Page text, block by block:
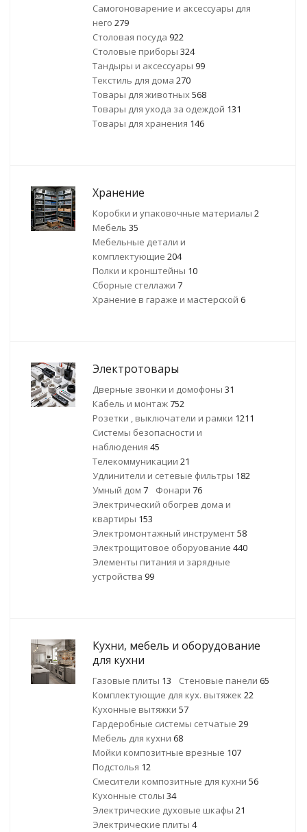
Самогоноварение и аксессуары для
него 279
Столовая посуда 922
Столовые приборы 324
Тандыры и аксессуары 99
Текстиль для дома 270
Товары для животных568
Товары для ухода за одеждой 131
Товары для хранения 146
Хранение
Коробки и упаковочные материалы 2
Мебель 35
Мебельные детали и
комплектующие 204
Полки и кронштейны 10
Сборные стеллажи 7
Хранение в гараже и мастерской 6
Электротовары
Дверные звонки и домофоны 31
Кабель и монтаж752
Розетки , выключатели и рамки 1211
Системы безопасности и
наблюдения 45
Телекоммуникации 21
Удлинители и сетевые фильтры 182
Умный дом 7 Фонари 76
Электрический обогрев дома и
квартиры 153
Электромонтажный инструмент58
Электрощитовое оборуование 440
Элементы питания и зарядные
устройства 99
Кухни, мебель и оборудование
для кухни
Газовые плиты 13 Стеновые панели 65
Комплектующие для кух. вытяжек 22
Кухонные вытяжки 57
Гардеробные системы сетчатые 29
Мебель для кухни 68
Мойки композитные врезные 107
Подстолья 12
Смесители композитные для кухни 56
Кухонные столы 34
Электрические духовые шкафы 21
Электрические плиты 4